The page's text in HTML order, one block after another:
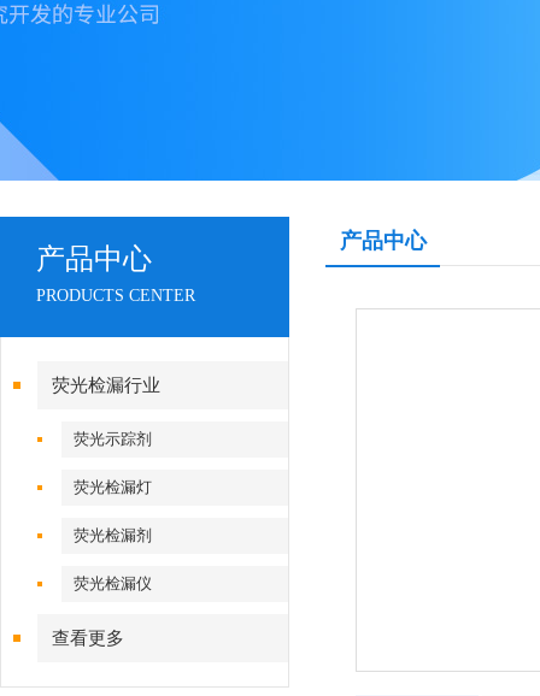
产品中心
PRODUCTS CENTER
荧光检漏行业
荧光示踪剂
荧光检漏灯
荧光检漏剂
荧光检漏仪
查看更多
产品中心